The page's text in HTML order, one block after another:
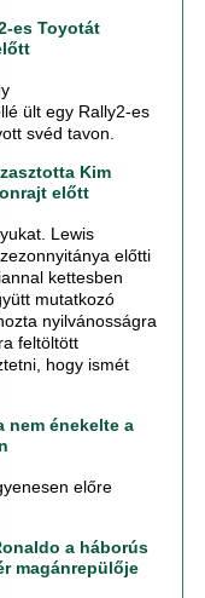
es Toyotát
ült egy Rally2-es
svéd tavon.
Kim
előtt
Lewis
előtti
kettesben
mutatkozó
nyilvánosságra
feltöltött
hogy ismét
nem énekelte a
előre
a háborús
magánrepülője